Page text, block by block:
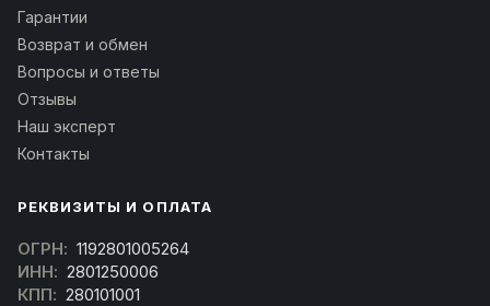
Гарантии
Возврат и обмен
Вопросы и ответы
Отзывы
Наш эксперт
Контакты
РЕКВИЗИТЫ И ОПЛАТА
ОГРН: 1192801005264
ИНН: 2801250006
КПП: 280101001